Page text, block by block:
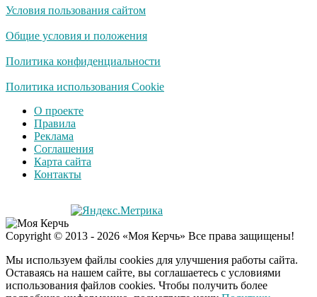
Скрытая камера на
люди вытворяют, когда
Ролик длится
смеяться вы будете
Королева вагона
отожгла! Видео не
оставит равнодушным
Условия пользования сайтом
Общие условия и положения
Политика конфиденциальности
Политика использования Cookie
О проекте
Правила
Реклама
Соглашения
Карта сайта
Контакты
Copyright © 2013 - 2026 «Моя Керчь» Все права защищены!
Мы используем файлы cookies для улучшения работы сайта.
Оставаясь на нашем сайте, вы соглашаетесь с условиями
использования файлов cookies. Чтобы получить более